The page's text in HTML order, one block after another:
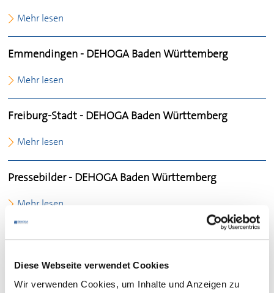
Diese Webseite verwendet Cookies
Wir verwenden Cookies, um Inhalte und Anzeigen zu
Mehr lesen
Emmendingen - DEHOGABaden Württemberg
Mehr lesen
Freiburg-Stadt - DEHOGABaden Württemberg
Mehr lesen
Pressebilder - DEHOGABaden Württemberg
Mehr lesen
Tuttlingen -DEHOGABaden Württemberg
Mehr lesen